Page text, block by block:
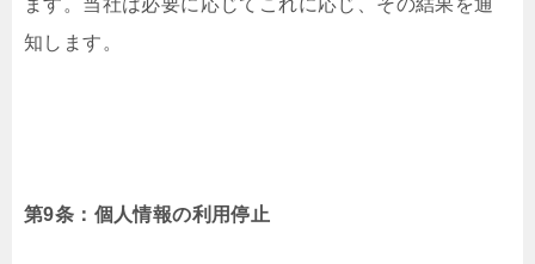
ます。当社は必要に応じてこれに応じ、その結果を通
知します。
第9条：個人情報の利用停止